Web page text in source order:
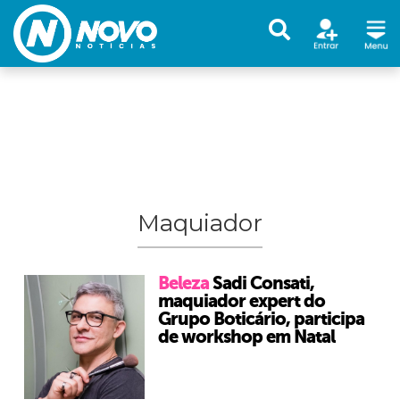
Maquiador
BelezaSadi Consati,
maquiador expert do
Grupo Boticário, participa
de workshop em Natal